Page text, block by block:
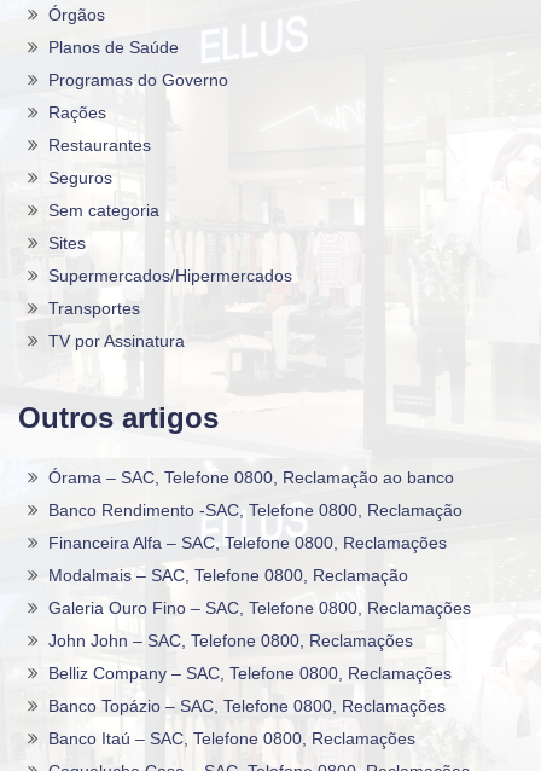
Órgãos
Planos de Saúde
Programas do Governo
Rações
Restaurantes
Seguros
Sem categoria
Sites
Supermercados/Hipermercados
Transportes
TV por Assinatura
Outros artigos
Órama – SAC, Telefone 0800, Reclamação ao banco
Banco Rendimento -SAC, Telefone 0800, Reclamação
Financeira Alfa – SAC, Telefone 0800, Reclamações
Modalmais – SAC, Telefone 0800, Reclamação
Galeria Ouro Fino – SAC, Telefone 0800, Reclamações
John John – SAC, Telefone 0800, Reclamações
Belliz Company – SAC, Telefone 0800, Reclamações
Banco Topázio – SAC, Telefone 0800, Reclamações
Banco Itaú – SAC, Telefone 0800, Reclamações